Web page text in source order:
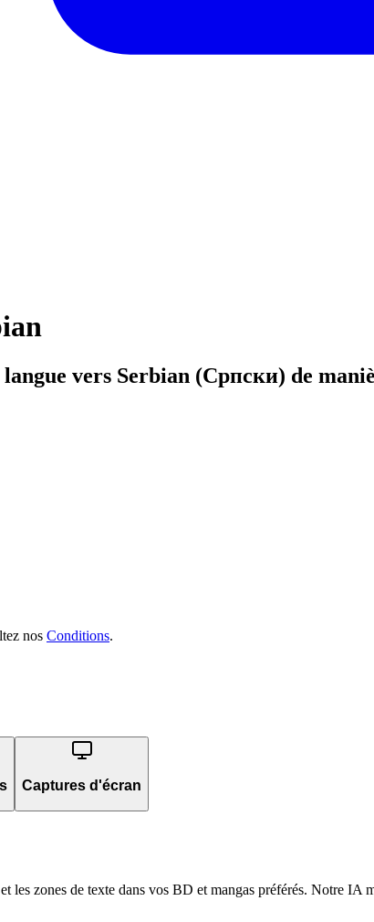
vers Serbian (Српски) de
nos Conditions.
Captures d'écran
les zones de texte dans vos BD et mangas préférés. Notre